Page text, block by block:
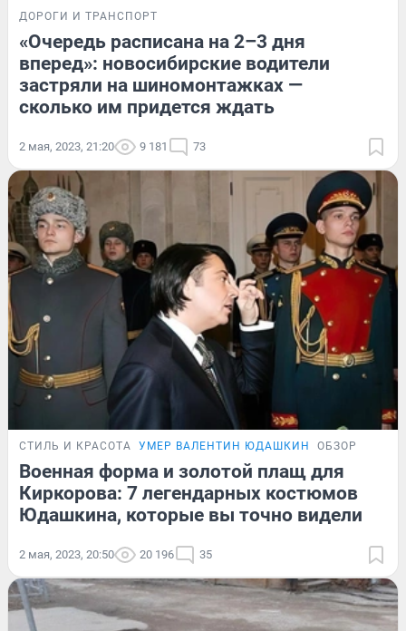
ДОРОГИ И ТРАНСПОРТ
«Очередь расписана на 2–3 дня
вперед»: новосибирские водители
застряли на шиномонтажках —
сколько им придется ждать
2 мая, 2023, 21:20 9 181 73
СТИЛЬ И КРАСОТА УМЕР ВАЛЕНТИН ЮДАШКИН ОБЗОР
Военная форма и золотой плащ для
Киркорова: 7 легендарных костюмов
Юдашкина, которые вы точно видели
2 мая, 2023, 20:50 20 196 35